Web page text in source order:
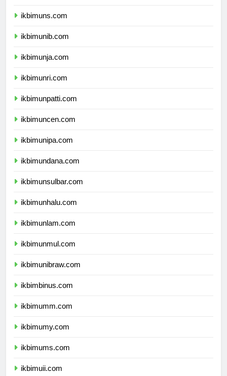
ikbimuns.com
ikbimunib.com
ikbimunja.com
ikbimunri.com
ikbimunpatti.com
ikbimuncen.com
ikbimunipa.com
ikbimundana.com
ikbimunsulbar.com
ikbimunhalu.com
ikbimunlam.com
ikbimunmul.com
ikbimunibraw.com
ikbimbinus.com
ikbimumm.com
ikbimumy.com
ikbimums.com
ikbimuii.com